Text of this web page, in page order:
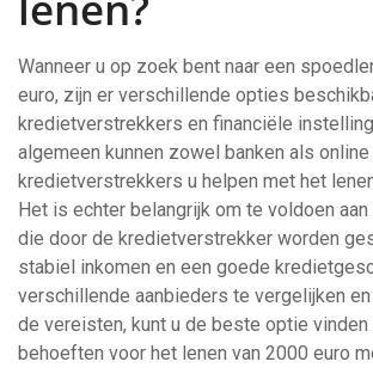
Wanneer u op zoek bent naar een
euro, zijn er verschillende opties
kredietverstrekkers en financiële
algemeen kunnen zowel banken als online
kredietverstrekkers u helpen met het
Het is echter belangrijk om te voldoen
die door de kredietverstrekker worden
stabiel inkomen en een goede
verschillende aanbieders te vergelijken
de vereisten, kunt u de beste optie
behoeften voor het lenen van 2000 euro